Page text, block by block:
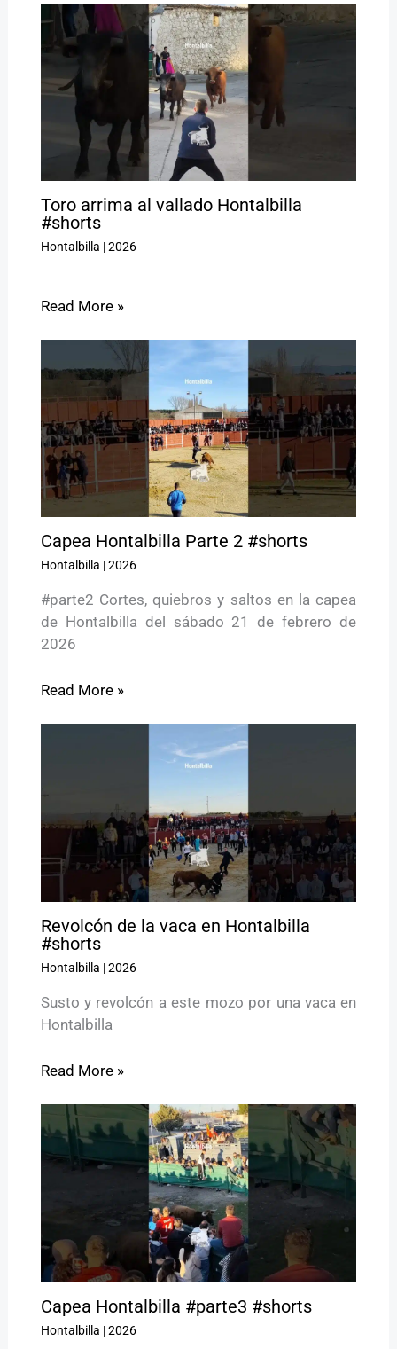
Toro arrima al vallado Hontalbilla
#shorts
Hontalbilla |2026
Read More »
Capea Hontalbilla Parte 2 #shorts
Hontalbilla |2026
#parte2 Cortes, quiebros y saltos en la capea
de Hontalbilla del sábado 21 de febrero de
2026
Read More »
Revolcón de la vaca en Hontalbilla
#shorts
Hontalbilla |2026
Susto y revolcón a este mozo por una vaca en
Hontalbilla
Read More »
Capea Hontalbilla #parte3 #shorts
Hontalbilla |2026